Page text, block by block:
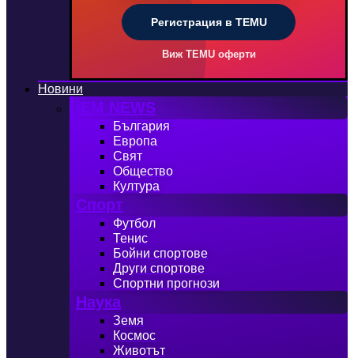
Регистрация в TEMU
Виж TEMU оферти
Новини
iEM NEWS
България
Европа
Свят
Общество
Култура
Спорт
Футбол
Тенис
Бойни спортове
Други спортове
Спортни прогнози
Наука
Земя
Космос
Животът